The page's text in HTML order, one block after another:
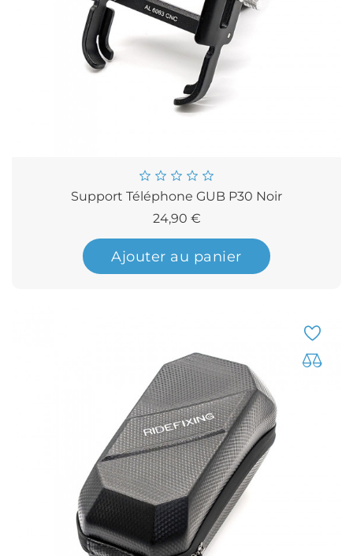
Support Téléphone GUB P30 Noir
24,90 €Prix
Ajouter au panier